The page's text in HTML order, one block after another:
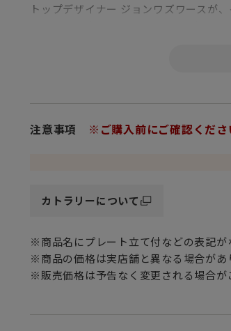
トップデザイナー ジョンワズワースが
カップとお揃いにするのも、また、ボ
注意事項 ※ご購入前にご確認くだ
カトラリーについて
※商品名にプレート立て付などの表記が
※商品の価格は実店舗と異なる場合があ
※販売価格は予告なく変更される場合が